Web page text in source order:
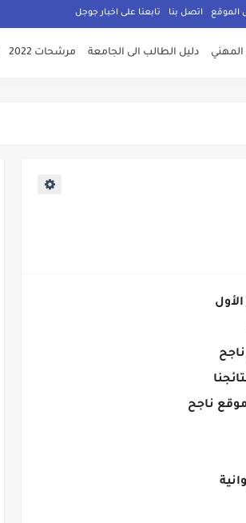
اتصل بنا تابعنا على اخبار جوجل
دليل الطالب الى الجامعة مرشحات 2022